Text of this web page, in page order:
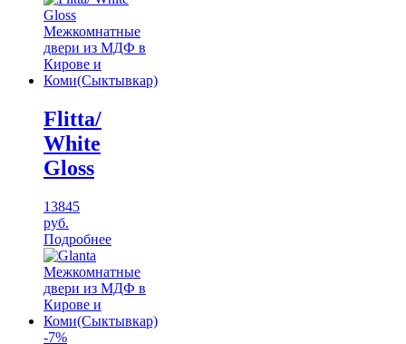
Flitta/
White
Gloss
13845
руб.
Подробнее
-7%